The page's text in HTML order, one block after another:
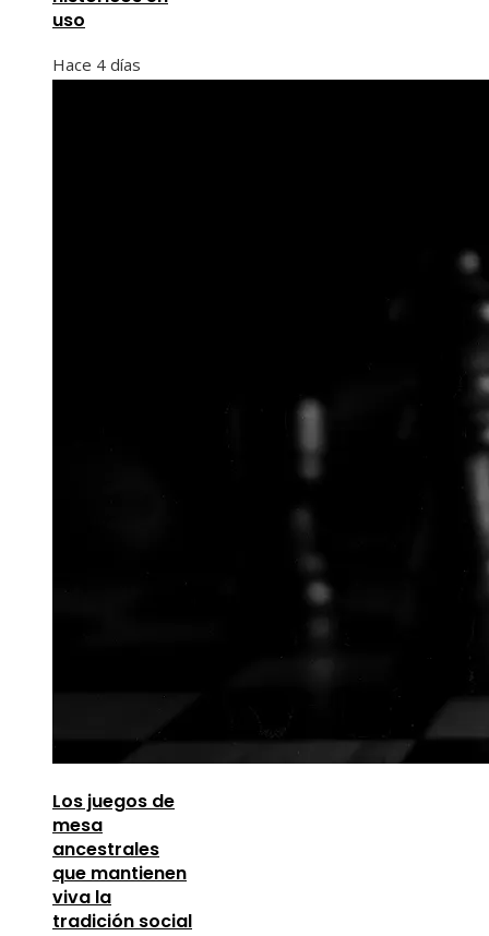
uso
Hace 4 días
Los juegos de
mesa
ancestrales
que mantienen
viva la
tradición social